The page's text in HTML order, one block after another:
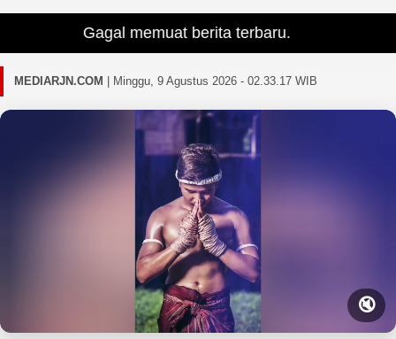
Gagal memuat berita terbaru.
MEDIARJN.COM Minggu, 9 Agustus 2026 - 02.33.18 WIB
🔇